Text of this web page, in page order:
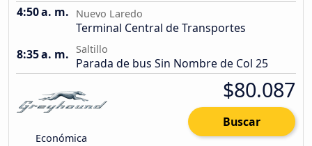
4:50 a. m. Nuevo Laredo
Terminal Central de Transportes
8:35 a. m. Saltillo
Parada de bus Sin Nombre de Col 25
Económica
$80.087
Buscar